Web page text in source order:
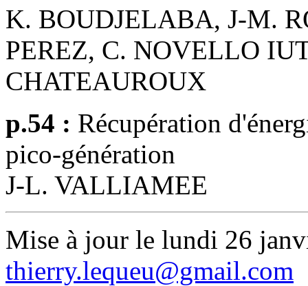
K. BOUDJELABA, J-M.
PEREZ, C. NOVELLO
CHATEAUROUX
p.54 : Récupération
pico-génération
J-L. VALLIAMEE
Mise à jour le lundi 26
thierry.lequeu@gmail.com